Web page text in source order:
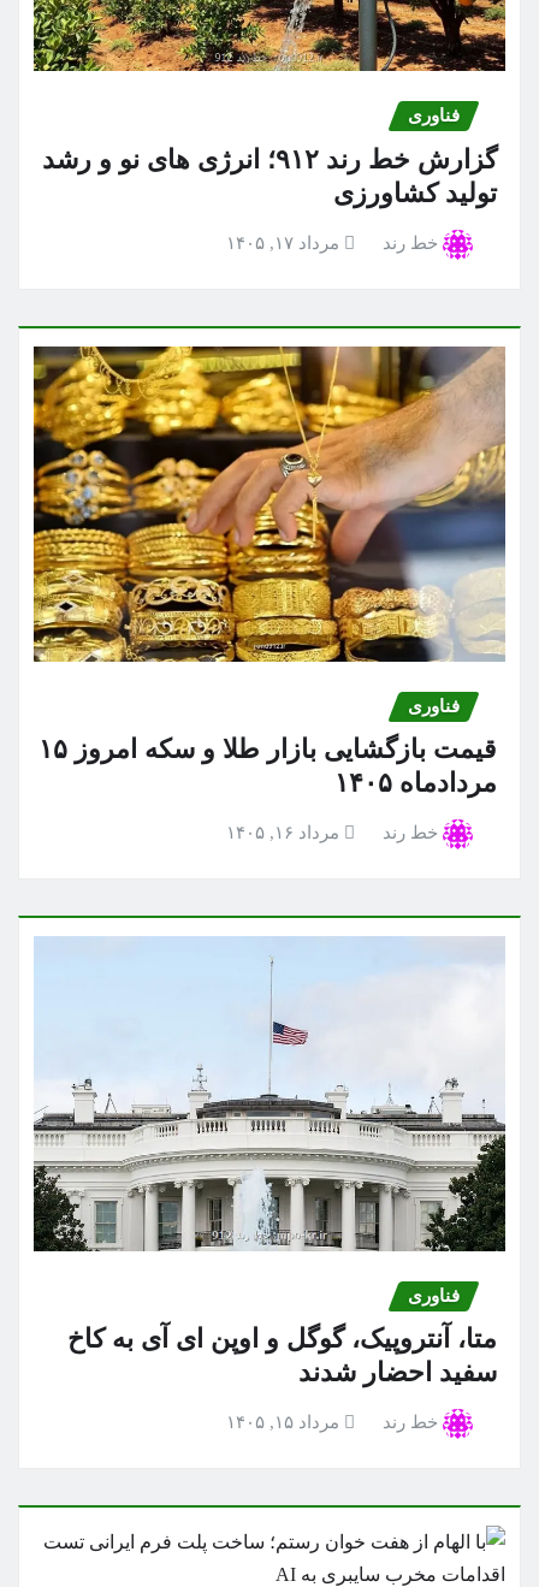
فناوری
گزارش خط رند ۹۱۲؛ انرژی های نو و رشد
تولید کشاورزی
خط رند مرداد ۱۷, ۱۴۰۵
فناوری
قیمت بازگشایی بازار طلا و سکه امروز ۱۵
مردادماه ۱۴۰۵
خط رند مرداد ۱۶, ۱۴۰۵
فناوری
متا، آنتروپیک، گوگل و اوپن ای آی به کاخ
سفید احضار شدند
خط رند مرداد ۱۵, ۱۴۰۵